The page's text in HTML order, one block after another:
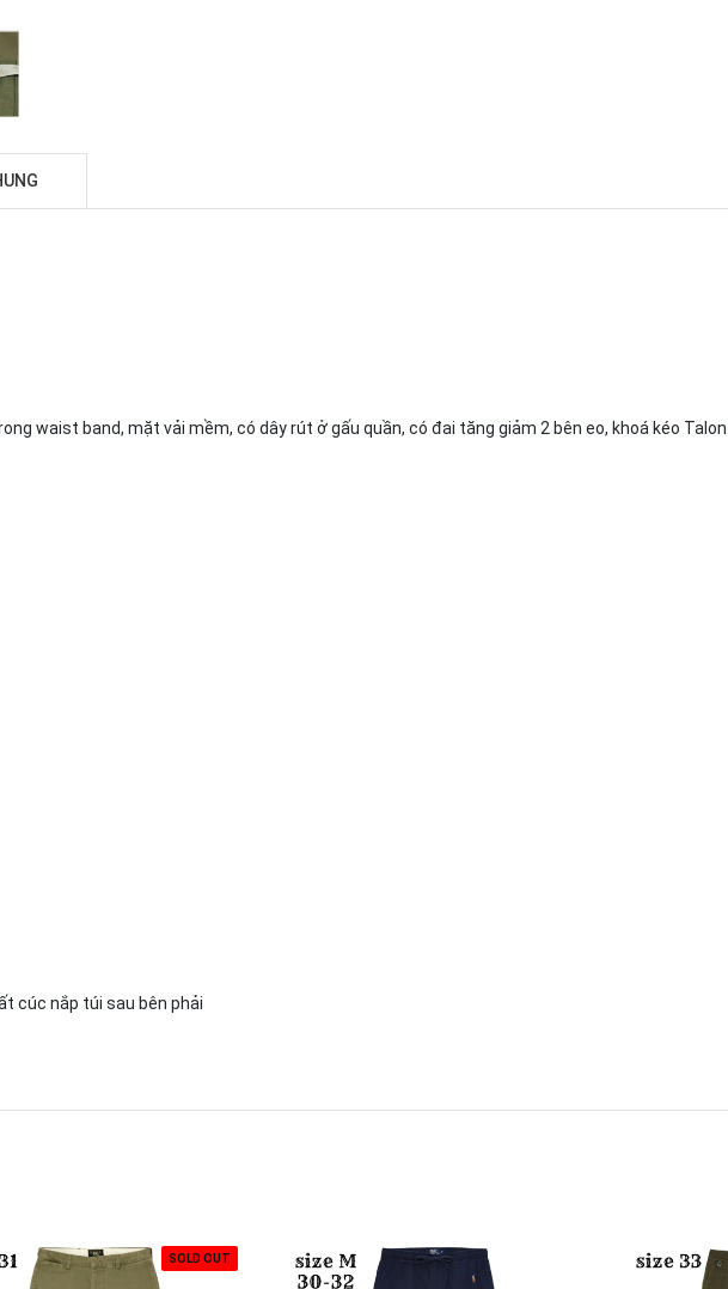
waist band, mặt vải mềm, có dây rút ở gấu quần, có đai tăng giảm 2 bên eo, khoá kéo
cúc nắp túi sau bên phải
SOLD OUT